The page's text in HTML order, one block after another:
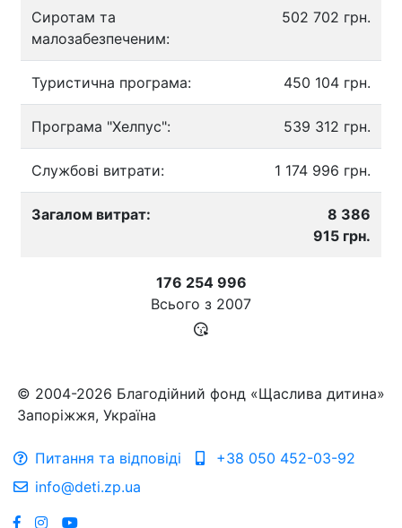
Сиротам та
малозабезпеченим:
502 702 грн.
Туристична програма: 450 104 грн.
Програма "Хелпус": 539 312 грн.
Службові витрати: 1 174 996 грн.
Загалом витрат:
8 386
915 грн.
176 254 996
Всього з 2007
© 2004-2026 Благодійний фонд «Щаслива дитина»
Запоріжжя, Україна
Питання та відповіді
+38 050 452-03-92
info@deti.zp.ua